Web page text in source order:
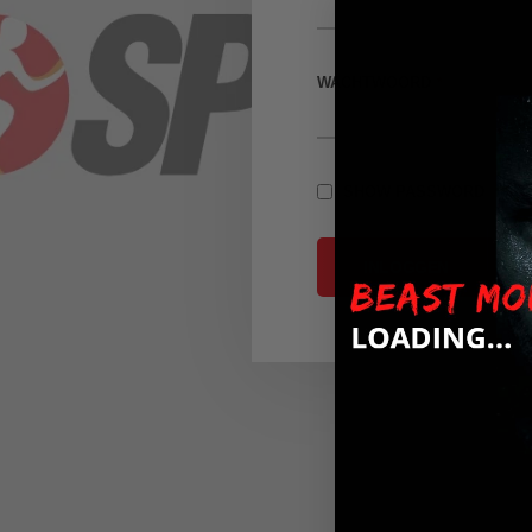
WACHTWOORD